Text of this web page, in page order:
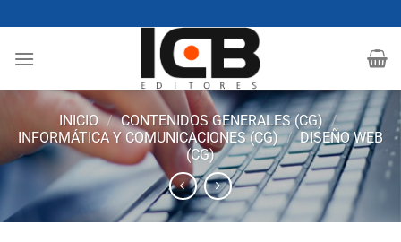
al
contenido
INICIO / CONTENIDOS GENERALES (CG) /
INFORMÁTICA Y COMUNICACIONES (CG) / DISEÑO WEB
(CG)